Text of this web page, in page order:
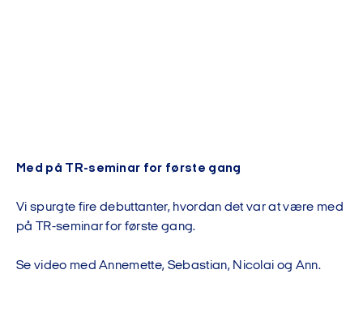
Med på TR-seminar for første gang
Vi spurgte fire debuttanter, hvordan det var at være med
på TR-seminar for første gang.
Se video med Annemette, Sebastian, Nicolai og Ann.